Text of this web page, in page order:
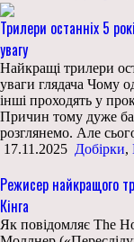
Трилери останніх 5
увагу
Найкращі трилери
уваги глядача Чому
інші проходять у
Причин тому дуже
розглянемо. Але
17.11.2025 Добірки,
Режисер найкращого
Кінга
Як повідомляє The